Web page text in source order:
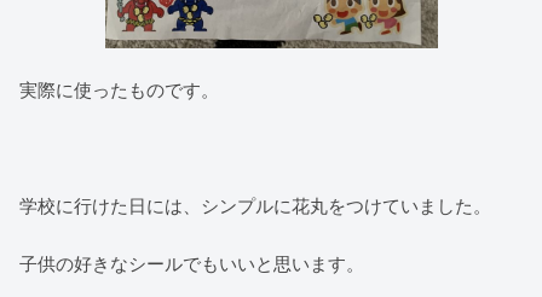
実際に使ったものです。
学校に行けた日には、シンプルに花丸をつけていました。
子供の好きなシールでもいいと思います。